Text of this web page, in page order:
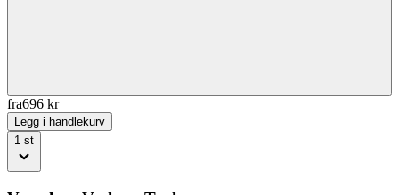
fra696 kr
Legg i handlekurv
1 st